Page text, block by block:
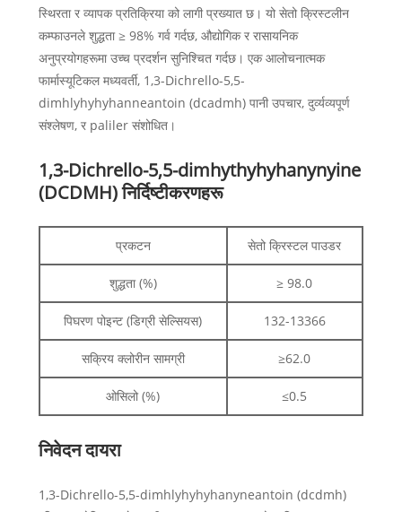
स्थिरता र व्यापक प्रतिक्रिया को लागी प्रख्यात छ। यो सेतो क्रिस्टलीन
कम्फाउनले शुद्धता ≥ 98% गर्व गर्दछ, औद्योगिक र रासायनिक
अनुप्रयोगहरूमा उच्च प्रदर्शन सुनिश्चित गर्दछ। एक आलोचनात्मक
फार्मास्यूटिकल मध्यवर्ती, 1,3-Dichrello-5,5-
dimhlyhyhyhanneantoin (dcadmh) पानी उपचार, दुर्व्यव्यपूर्ण
संश्लेषण, र paliler संशोधित।
1,3-Dichrello-5,5-dimhythyhyhanynyine
(DCDMH) निर्दिष्टीकरणहरू
प्रकटन सेतो क्रिस्टल पाउडर
शुद्धता (%) ≥ 98.0
पिघरण पोइन्ट (डिग्री सेल्सियस) 132-13366
सक्रिय क्लोरीन सामग्री ≥62.0
ओसिलो (%) ≤0.5
निवेदन दायरा
1,3-Dichrello-5,5-dimhlyhyhyhanyneantoin (dcdmh)